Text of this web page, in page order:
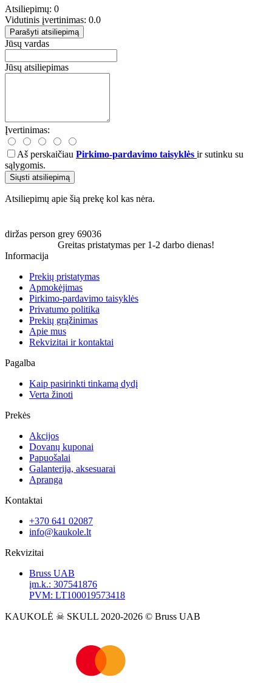
Atsiliepimų: 0
Vidutinis įvertinimas: 0.0
Parašyti atsiliepimą
Jūsų vardas
Jūsų atsiliepimas
Įvertinimas:
Aš perskaičiau Pirkimo-pardavimo taisyklės ir sutinku su
sąlygomis.
Siųsti atsiliepimą
Atsiliepimų apie šią prekę kol kas nėra.
diržas person grey 69036
Greitas pristatymas per 1-2 darbo dienas!
Informacija
Prekių pristatymas
Apmokėjimas
Pirkimo-pardavimo taisyklės
Privatumo politika
Prekių grąžinimas
Apie mus
Rekvizitai ir kontaktai
Pagalba
Kaip pasirinkti tinkamą dydį
Verta žinoti
Prekės
Akcijos
Dovanų kuponai
Papuošalai
Galanterija, aksesuarai
Apranga
Kontaktai
+370 641 02087
info@kaukole.lt
Rekvizitai
Bruss UAB
įm.k.: 307541876
PVM: LT100019573418
KAUKOLĖ ☠ SKULL 2020-2026 © Bruss UAB